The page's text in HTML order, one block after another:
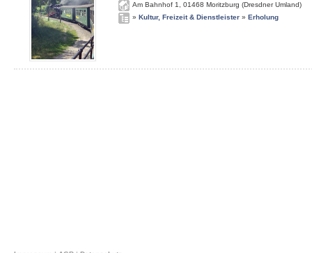
Am Bahnhof 1 01468 Moritzburg (Dresdner Umland)
» Kultur, Freizeit & Dienstleister » Erholung